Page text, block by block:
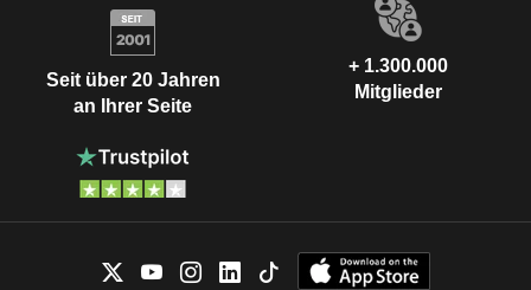
Seit über 20 Jahren
an Ihrer Seite
+ 1.300.000
Mitglieder